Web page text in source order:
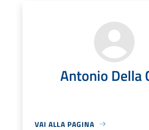
Antonio Della
VAI ALLA PAGINA